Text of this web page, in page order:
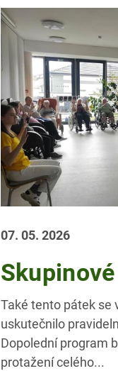
07. 05. 2026
Také tento pátek se
uskutečnilo
Dopolední program
protažení celého...